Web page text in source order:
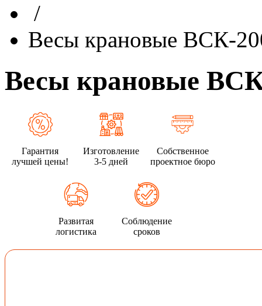
/
Весы крановые ВСК-
Весы крановые
Гарантия
лучшей цены!
Изготовление
3-5 дней
Собственное
проектное бюро
Развитая
логистика
Соблюдение
сроков